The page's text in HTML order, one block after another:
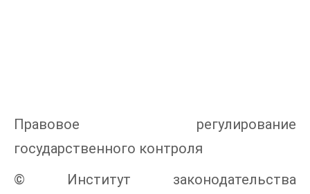
Правовое регулирование
государственного контроля
© Институт законодательства